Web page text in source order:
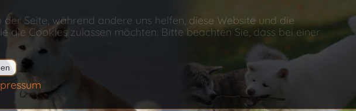
Seite, während andere uns helfen, diese Website und die
die Cookies zulassen möchten. Bitte beachten Sie, dass bei einer